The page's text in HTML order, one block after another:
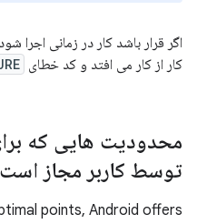
اگر قرار باشد کار در زمانی اجرا
کار از کار می افتد و کد خطای
محدودیت هایی که
توسط کاربر مجاز است
points, Android offers